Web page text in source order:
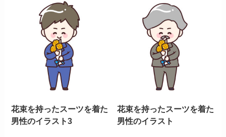
花束を持ったスーツを着た
男性のイラスト3
花束を持ったスーツを着た
男性のイラスト